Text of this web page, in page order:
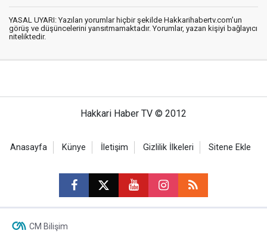
YASAL UYARI: Yazılan yorumlar hiçbir şekilde Hakkarihabertv.com’un
görüş ve düşüncelerini yansıtmamaktadır. Yorumlar, yazan kişiyi bağlayıcı
niteliktedir.
Hakkari Haber TV © 2012
Anasayfa Künye İletişim Gizlilik İlkeleri Sitene Ekle
CM Bilişim